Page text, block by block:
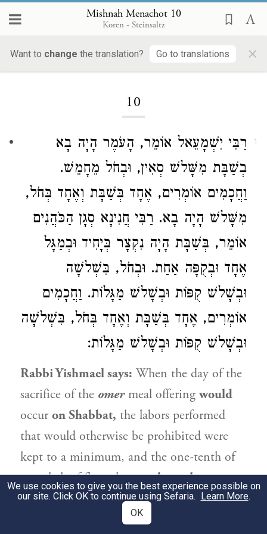
Mishnah Menachot 10
Koren - Steinsaltz
Want to change the translation? Go to translations ×
10
1 רַבִּי יִשְׁמָעֵאל אוֹמֵר, הָעֹמֶר הָיָה בָא
בְשַׁבָּת מִשָּׁלשׁ סְאִין, וּבְחֹל מֵחָמֵשׁ.
וַחֲכָמִים אוֹמְרִים, אֶחָד בְּשַׁבָּת וְאֶחָד בְּחֹל,
מִשָּׁלשׁ הָיָה בָא. רַבִּי חֲנִינָא סְגָן הַכֹּהֲנִים
אוֹמֵר, בְּשַׁבָּת הָיָה נִקְצָר בְּיָחִיד וּבְמַגָּל
אֶחָד וּבְקֻפָּה אַחַת. וּבְחֹל, בִּשְׁלשָׁה
וּבְשָׁלשׁ קֻפּוֹת וּבְשָׁלשׁ מַגָּלוֹת. וַחֲכָמִים
אוֹמְרִים, אֶחָד בְּשַׁבָּת וְאֶחָד בְּחֹל, בִּשְׁלשָׁה
וּבְשָׁלשׁ קֻפּוֹת וּבְשָׁלשׁ מַגָּלוֹת:
Rabbi Yishmaelsays: When the day of the
sacrifice of the omermeal offeringwould
occur on Shabbat, the labors performed
that would otherwise be prohibited were
kept to a minimum, and the one-tenth of
an ephah of flour that wasbroughtas an
offering was processedfrom three se’aof
if it occurred
We use cookies to give you the best experience possible on
our site. Click OK to continue using Sefaria. Learn More.
OK